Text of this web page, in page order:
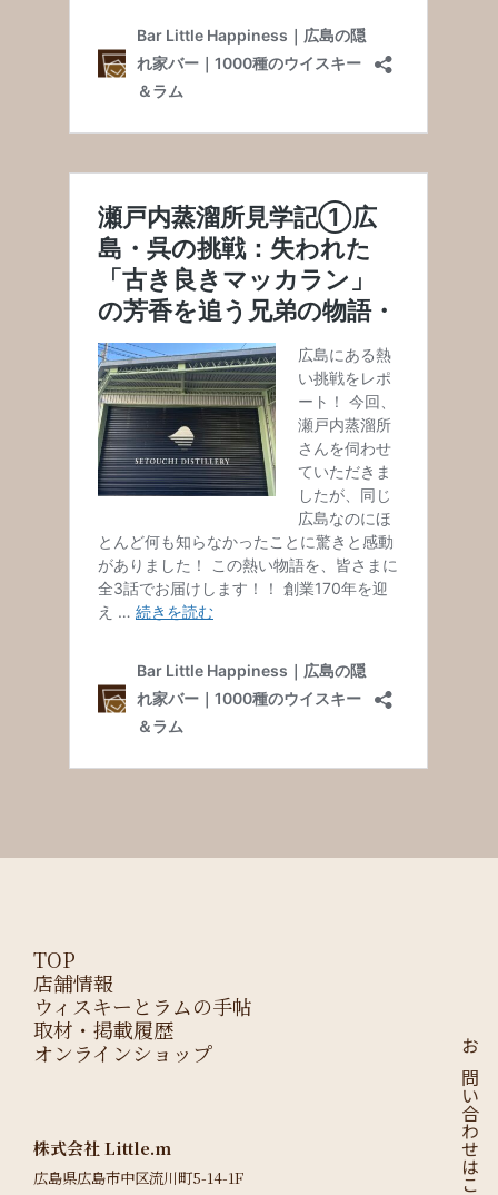
お問い合わせはこちら
TOP
店舗情報
ウィスキーとラムの手帖
取材・掲載履歴
オンラインショップ
株式会社 Little.m
広島県広島市中区流川町5-14-1F